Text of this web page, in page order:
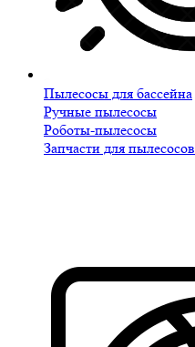
Пылесосы для бассейна
Ручные пылесосы
Роботы-пылесосы
Запчасти для пылесосов